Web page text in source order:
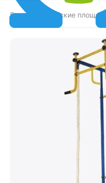
Главная Детские